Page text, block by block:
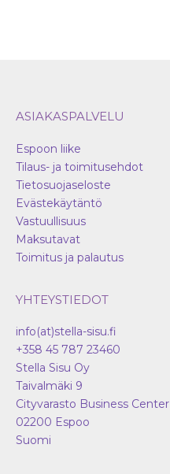
ASIAKASPALVELU
Espoon liike
Tilaus- ja toimitusehdot
Tietosuojaseloste
Evästekäytäntö
Vastuullisuus
Maksutavat
Toimitus ja palautus
YHTEYSTIEDOT
info(at)stella-sisu.fi
+358 45 787 23460
Stella Sisu Oy
Taivalmäki 9
Cityvarasto Business Center
02200 Espoo
Suomi